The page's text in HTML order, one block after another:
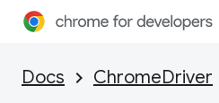
Docs ChromeDriver